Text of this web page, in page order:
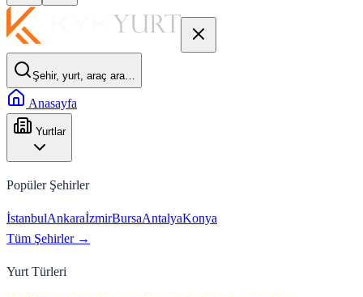
Şehir, yurt, araç ara…
Anasayfa
Yurtlar
Popüler Şehirler
İstanbulAnkaraİzmirBursaAntalyaKonya
Tüm Şehirler →
Yurt Türleri